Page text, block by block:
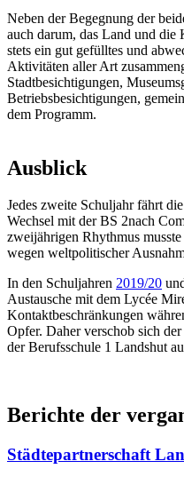
Neben der Begegnung der
auch darum, das Land und
stets ein gut gefülltes und
Aktivitäten aller Art
Stadtbesichtigungen,
Betriebsbesichtigungen,
dem Programm.
Ausblick
Jedes zweite Schuljahr fährt
Wechsel mit der BS 2nach
zweijährigen Rhythmus
wegen weltpolitischer
In den Schuljahren 2019/20
Austausche mit dem Lycée
Kontaktbeschränkungen
Opfer. Daher verschob sich
der Berufsschule 1 Landshut
Berichte der
Städtepartnerschaft